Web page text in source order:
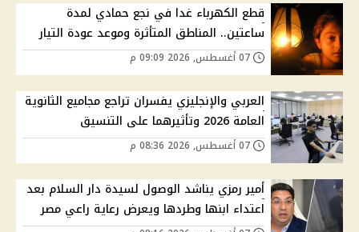
قطع الكهرباء غدا في نجع حمادي لمدة
ساعتين.. المناطق المتأثرة وموعد عودة التيار
العربي والإنجليزي يفسران تراجع مجاميع الثانوية
العامة 2026 وتأثيرهما على التنسيق
أمير رمزي يناشد الوصول لسيدة دار السلام بعد
اعتداء ابنها وطردها ويعرض رعاية راعي مصر